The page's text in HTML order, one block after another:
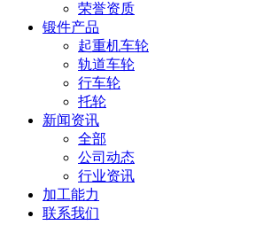
荣誉资质
锻件产品
起重机车轮
轨道车轮
行车轮
托轮
新闻资讯
全部
公司动态
行业资讯
加工能力
联系我们